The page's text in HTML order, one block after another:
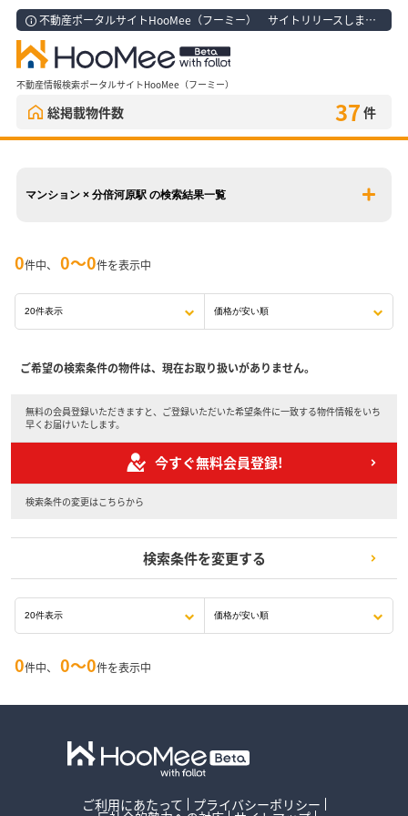
不動産ポータルサイトHooMee（フーミー） サイトリリースしました！
不動産情報検索ポータルサイトHooMee（フーミー）
総掲載物件数 37 件
マンション × 分倍河原駅 の検索結果一覧
0件中、 0〜0件を表示中
ご希望の検索条件の物件は、現在お取り扱いがありません。
無料の会員登録いただきますと、ご登録いただいた希望条件に一致する物件情報をいち
早くお届けいたします。
今すぐ無料会員登録!
検索条件の変更はこちらから
検索条件を変更する
0件中、 0〜0件を表示中
ご利用にあたって プライバシーポリシー